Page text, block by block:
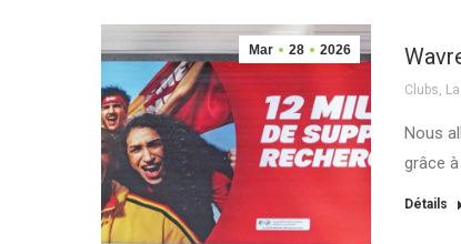
Mar 28 2026
Clubs,
Nous
grâce
Détails